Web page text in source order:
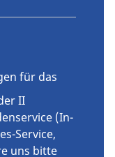
für das
II
(In-
Service,
uns bitte